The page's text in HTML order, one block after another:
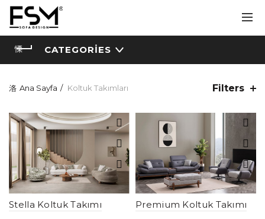
CATEGORIES
Ana Sayfa Koltuk Takımları Filters
Stella Koltuk Takımı Premium Koltuk Takımı